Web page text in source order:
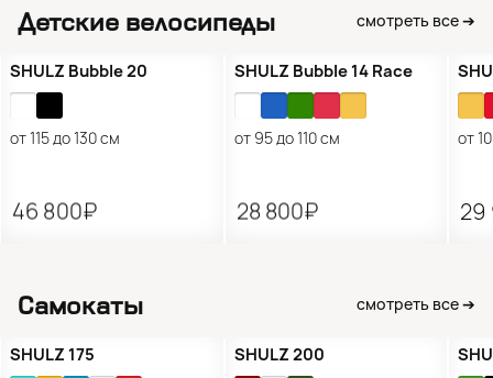
Детские велосипеды смотреть все ➔
Подарок 🎁
SHULZ Bubble 20
от 115 до 130 см
46 800₽
Подарок 🎁
SHULZ Bubble 14 Race
от 95 до 110 см
28 800₽
от
29
Самокаты смотреть все ➔
SHULZ 175 SHULZ 200